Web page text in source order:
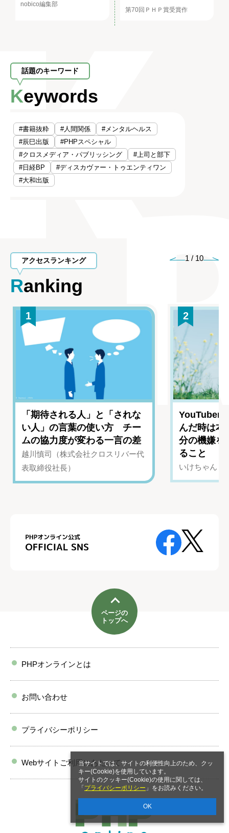
当サイトでは、サイトの利便性向上のため、クッ
キー(Cookie)を使用しています。
サイトのクッキー(Cookie)の使用に関しては、
「 プライバシーポリシー 」をお読みください。
OK
nobico編集部
第70回ＰＨＰ賞受賞作
話題のキーワード
Keywords
#書籍抜粋 #人間関係
#メンタルヘルス
#辰巳出版
#PHPスペシャル
#クロスメディア・パブリッシング
#上司と部下
#日経BP
#ディスカヴァー・トゥエンティワン
#大和出版
アクセスランキング
Ranking
1 / 10
1
「期待される人」と「されな
い人」の言葉の使い方 チー
ムの協力度が変わる一言の差
越川慎司（株式会社クロスリバー代
表取締役社長）
2
YouTuber
んだ時は
分の機嫌を
ること
いけちゃん（
ページの
トップへ
PHPオンラインとは
お問い合わせ
プライバシーポリシー
Webサイトご利用にあたって